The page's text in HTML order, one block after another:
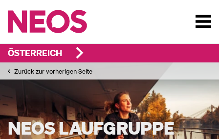
ÖSTERREICH
Zurück zur vorherigen Seite
NEOS LAUFGRUPPE